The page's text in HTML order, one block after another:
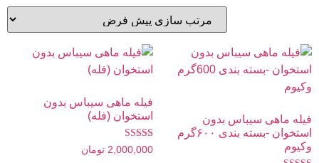
فیله ماهی سیباس بدون
استخوان -بسته بندی ۶۰۰گرم
وکیوم
فیله ماهی سیباس بدون
استخوان (فله)
نمره
5.00
2,000,000 تومان